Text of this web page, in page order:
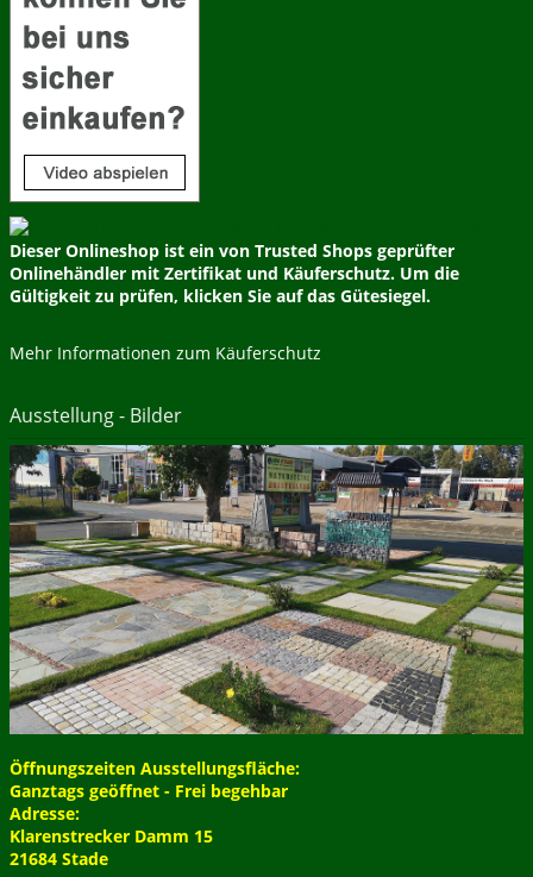
Dieser Onlineshop ist ein von Trusted Shops geprüfter
Onlinehändler mit Zertifikat und Käuferschutz. Um die
Gültigkeit zu prüfen, klicken Sie auf das Gütesiegel.
Mehr Informationen zum Käuferschutz
Ausstellung - Bilder
Öffnungszeiten Ausstellungsfläche:
Ganztags geöffnet - Frei begehbar
Adresse:
Klarenstrecker Damm 15
21684 Stade